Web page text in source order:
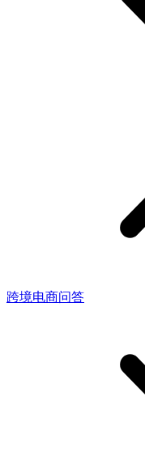
跨境电商问答